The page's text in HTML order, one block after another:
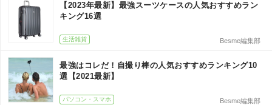
【2023年最新】最強スーツケースの人気おすすめラン
キング16選
生活雑貨 Besme編集部
最強はコレだ！自撮り棒の人気おすすめランキング10
選【2021最新】
パソコン・スマホ Besme編集部